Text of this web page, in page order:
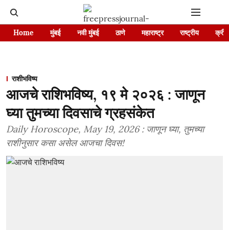
Home मुंबई नवी मुंबई ठाणे महाराष्ट्र राष्ट्रीय
राशीभविष्य
आजचे राशिभविष्य, १९ मे २०२६ : जाणून
घ्या तुमच्या दिवसाचे ग्रहसंकेत
Daily Horoscope, May 19, 2026 : जाणून घ्या, तुमच्या
राशीनुसार कसा असेल आजचा दिवस!